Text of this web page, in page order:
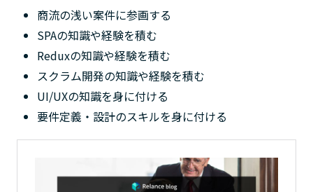
商流の浅い案件に参画する
SPAの知識や経験を積む
Reduxの知識や経験を積む
スクラム開発の知識や経験を積む
UI/UXの知識を身に付ける
要件定義・設計のスキルを身に付ける